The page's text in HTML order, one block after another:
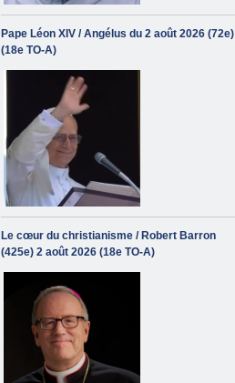
Pape Léon XIV / Angélus du 2 août 2026 (72e)
(18e TO-A)
Le cœur du christianisme / Robert Barron
(425e) 2 août 2026 (18e TO-A)